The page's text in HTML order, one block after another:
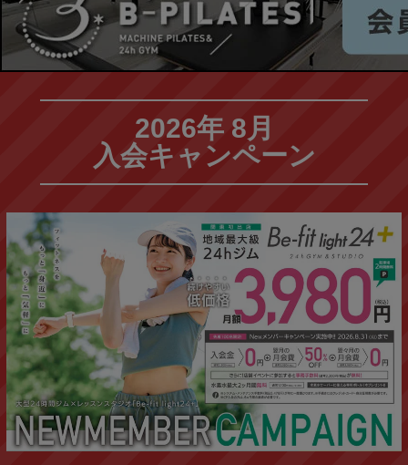
2026年 8月
入会キャンペーン